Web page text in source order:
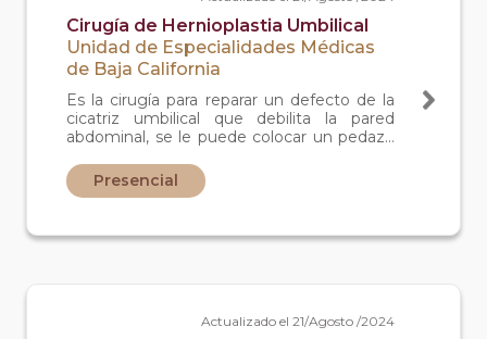
Cirugía de Hernioplastia Umbilical
Unidad de Especialidades Médicas
de Baja California
Es la cirugía para reparar un defecto de la
cicatriz umbilical que debilita la pared
abdominal, se le puede colocar un pedazo
fortalecerla.
Presencial
Actualizado el 21/Agosto /2024